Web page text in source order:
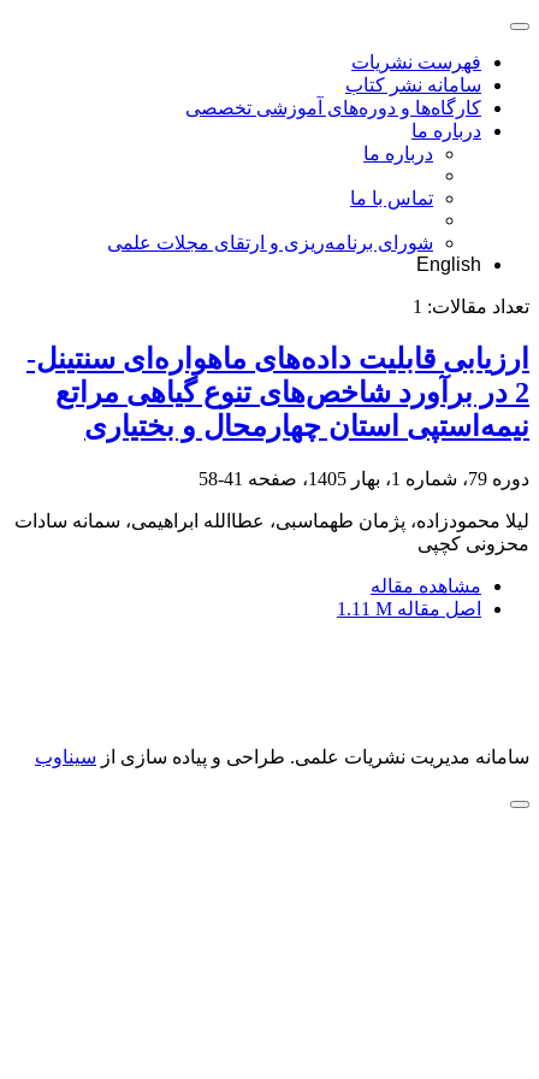
فهرست نشریات
سامانه نشر کتاب
کارگاه‌ها و دوره‌های آموزشی تخصصی
درباره ما
درباره ما
تماس با ما
شورای برنامه‌ریزی و ارتقای مجلات علمی
English
تعداد مقالات: 1
ارزیابی قابلیت داده‌های ماهواره‌ای سنتینل-
2 در برآورد شاخص‌های تنوع گیاهی مراتع
نیمه‌استپی استان چهارمحال و بختیاری
دوره 79، شماره 1، بهار 1405، صفحه 41-58
لیلا محمودزاده، پژمان طهماسبی، عطاالله ابراهیمی، سمانه سادات
محزونی کچپی
مشاهده مقاله
اصل مقاله 1.11 M
سامانه مدیریت نشریات علمی. طراحی و پیاده سازی از سیناوب